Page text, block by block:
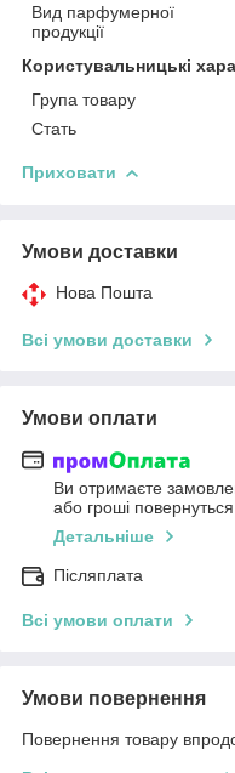
Вид парфумерної
продукції
Користувальницькі
Група товару
Стать
Приховати
Умови доставки
Нова Пошта
Всі умови доставки
Умови оплати
Ви отримаєте
або гроші
Детальніше
Післяплата
Всі умови оплати
Умови повернення
Повернення товару